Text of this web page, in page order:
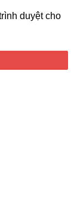
duyệt cho